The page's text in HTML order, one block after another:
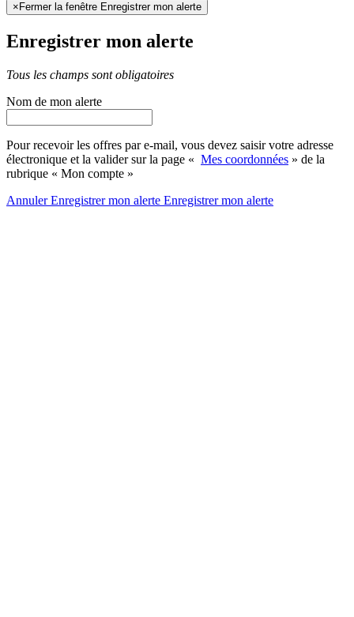
× Fermer la fenêtre Enregistrer mon alerte
Enregistrer mon alerte
Tous les champs sont obligatoires
Nom de mon alerte
Pour recevoir les offres par e-mail, vous devez saisir votre adresse
électronique et la valider sur la page « Mes coordonnées » de la
rubrique « Mon compte »
AnnulerEnregistrer mon alerte Enregistrermon alerte